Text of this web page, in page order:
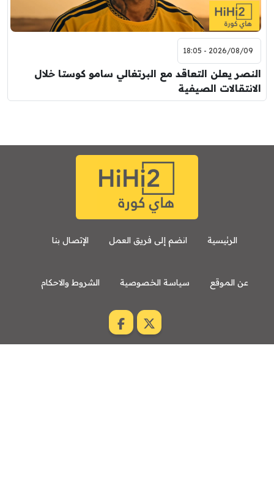
2026/08/09 - 18:05
النصر يعلن التعاقد مع البرتغالي سامو كوستا خلال
الانتقالات الصيفية
الرئيسية انضم إلى فريق العمل الإتصال بنا
عن الموقع سياسة الخصوصية الشروط والاحكام